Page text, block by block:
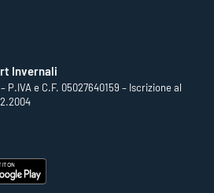
Invernali
P.IVA e C.F. 05027640159 – Iscrizione al